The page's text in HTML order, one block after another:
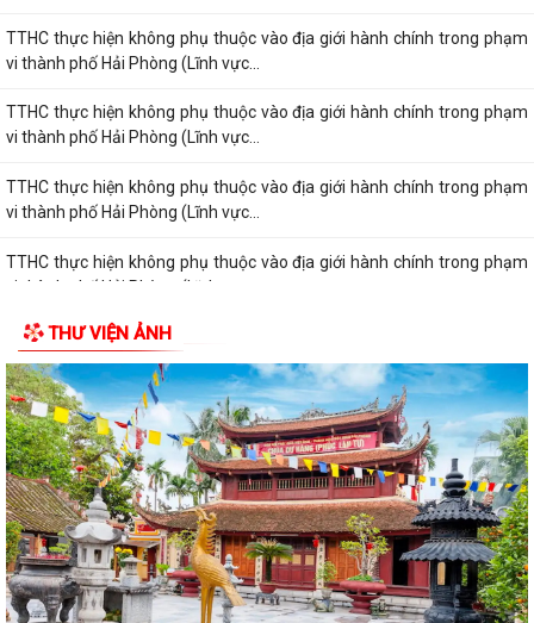
TTHC thực hiện không phụ thuộc vào địa giới hành chính trong phạm
vi thành phố Hải Phòng (Lĩnh vực...
TTHC thực hiện không phụ thuộc vào địa giới hành chính trong phạm
vi thành phố Hải Phòng (Lĩnh vực...
TTHC thực hiện không phụ thuộc vào địa giới hành chính trong phạm
vi thành phố Hải Phòng (Lĩnh vực...
TTHC thực hiện không phụ thuộc vào địa giới hành chính trong phạm
vi thành phố Hải Phòng (Lĩnh vực...
TTHC thực hiện không phụ thuộc vào địa giới hành chính trong phạm
vi thành phố Hải Phòng (Lĩnh vực...
TTHC thực hiện không phụ thuộc vào địa giới hành chính trong phạm
vi thành phố Hải Phòng (Lĩnh vực...
TTHC thực hiện không phụ thuộc vào địa giới hành chính trong phạm
vi thành phố Hải Phòng (Lĩnh vực...
Danh mục Thủ tục hành chính thuộc thẩm quyền giải quyết của Ủy
ban nhân dân xã Quyết Thắng
THƯ VIỆN ẢNH